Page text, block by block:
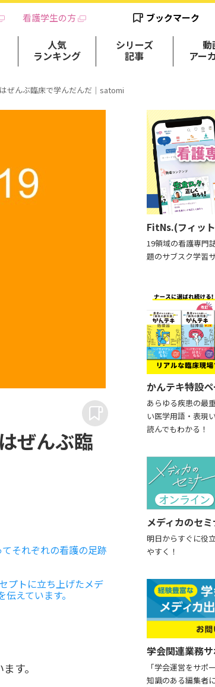
看護学生の方 ブックマーク
人気
ランキング
シリーズ
記事
動
アー
ぜんぶ臨床で学んだんだ｜satomi
ぜんぶ臨
それぞれの看護の足跡
プトに立ち上げたメデ
えています。
す。
FitNs.(フィッ
19領域の看護専門
題のサブスク学習
かんテキ特設
あらゆる疾患の最
い医学用語・表現
読んでもわかる！
メディカのセミ
明日からすぐに役
やすく！
学会関連業務
「学会運営をサポ
知識のある編集者